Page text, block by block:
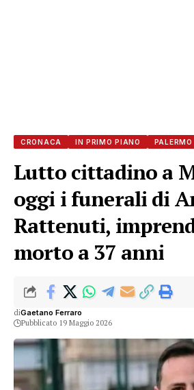
CRONACA IN PRIMO PIANO PALERMO
Lutto cittadino a
oggi i funerali di
Rattenuti,
morto a 37 anni
diGaetano Ferraro
Pubblicato 19 Maggio 2026